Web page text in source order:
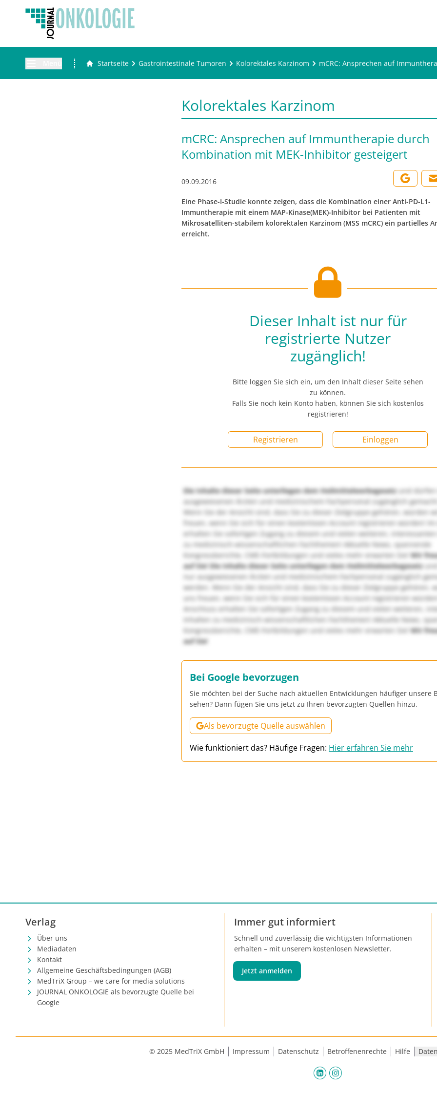
Startseite Gastrointestinale Tumoren Kolorektales Karzinom mCRC: Ansprechen auf
Kolorektales Karzinom
mCRC: Ansprechen auf Immuntherapie durch
Kombination mit MEK-Inhibitor gesteigert
09.09.2016
Eine Phase-I-Studie konnte zeigen, dass die Kombination einer Anti-PD-L1-
Immuntherapie mit einem MAP-Kinase(MEK)-Inhibitor bei Patienten mit
Mikrosatelliten-stabilem kolorektalen Karzinom (MSS mCRC) ein partielles
erreicht.
Dieser Inhalt ist nur für
registrierte Nutzer
zugänglich!
Bitte loggen Sie sich ein, um den Inhalt dieser Seite sehen
zu können.
Falls Sie noch kein Konto haben, können Sie sich kostenlos
registrieren!
Registrieren Einloggen
Die Inhalte dieser Seite unterliegen dem Heilmittelwerbegesetzund dürfen
ausgewiesenen Ärzten und medizinischem Fachpersonal zugänglich
Wenn Sie der Ansicht sind, dass Sie zu dieser Zielgruppe gehören, würden
freuen, wenn Sie sich für einen kostenlosen Account registrieren würden! Im
erhalten Sie sofortigen Zugang zu diesem und vielen weiteren, interessanten
zu medizinisch-wissenschaftlichen Fachthemen! Aktuelle News, spannende
Kongressberichte, CME-Fortbildungen und vieles mehr erwarten Sie!Wir
auf Sie! Die Inhalte dieser Seite unterliegen dem Heilmittelwerbegesetz
nur ausgewiesenen Ärzten und medizinischem Fachpersonal zugänglich
werden. Wenn Sie der Ansicht sind, dass Sie zu dieser Zielgruppe gehören,
uns freuen, wenn Sie sich für einen kostenlosen Account registrieren
Anschluss erhalten Sie sofortigen Zugang zu diesem und vielen weiteren,
Inhalten zu medizinisch-wissenschaftlichen Fachthemen! Aktuelle News,
Kongressberichte, CME-Fortbildungen und vieles mehr erwarten Sie! Wir
auf Sie!
Bei Google bevorzugen
Sie möchten bei der Suche nach aktuellen Entwicklungen häufiger unsere
sehen? Dann fügen Sie uns jetzt zu Ihren bevorzugten Quellen hinzu.
Als bevorzugte Quelle auswählen
Wie funktioniert das? Häufige Fragen: Hier erfahren Sie mehr
Verlag
Über uns
Mediadaten
Kontakt
Allgemeine Geschäftsbedingungen (AGB)
MedTriX Group – we care for media solutions
JOURNAL ONKOLOGIE als bevorzugte Quelle bei
Google
Immer gut informiert
Schnell und zuverlässig die wichtigsten Informationen
erhalten – mit unserem kostenlosen Newsletter.
Jetzt anmelden
© 2025 MedTriX GmbH Impressum Datenschutz Betroffenenrechte Hilfe